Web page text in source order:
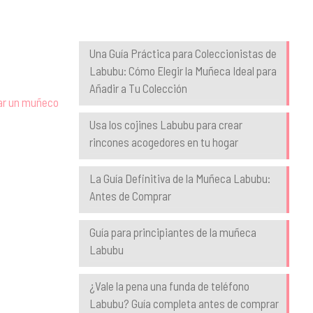
un muñeco
Una Guía Práctica para Coleccionistas de
Labubu: Cómo Elegir la Muñeca Ideal para
Añadir a Tu Colección
Usa los cojines Labubu para crear
rincones acogedores en tu hogar
La Guía Definitiva de la Muñeca Labubu:
Antes de Comprar
Guía para principiantes de la muñeca
Labubu
¿Vale la pena una funda de teléfono
Labubu? Guía completa antes de comprar